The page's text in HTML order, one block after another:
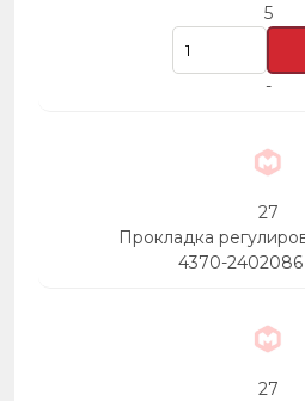
5
-
27
Прокладка
4370-2402086
27